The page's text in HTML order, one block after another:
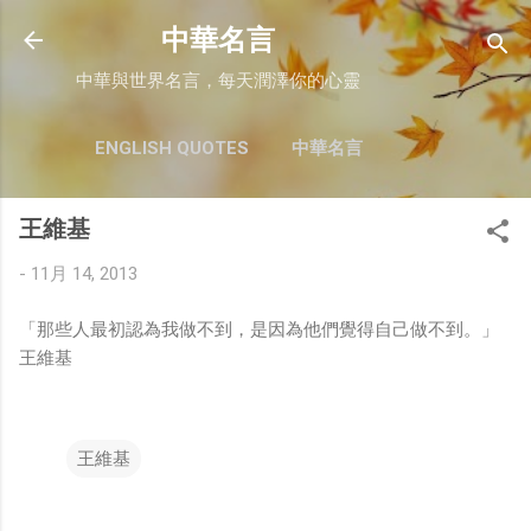
跳至主要內容
中華名言
中華與世界名言，每天潤澤你的心靈
ENGLISH QUOTES 中華名言
王維基
- 11月 14, 2013
「那些人最初認為我做不到，是因為他們覺得自己做不到。」
王維基
王維基